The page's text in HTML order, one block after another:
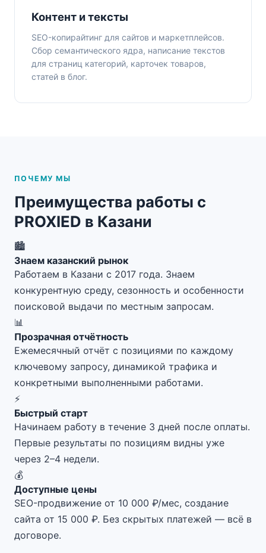
Контент и тексты
SEO-копирайтинг для сайтов и маркетплейсов.
Сбор семантического ядра, написание текстов
для страниц категорий, карточек товаров,
статей в блог.
ПОЧЕМУ МЫ
Преимущества работы с
PROXIED в Казани
🏙️
Знаем казанский рынок
Работаем в Казани с 2017 года. Знаем
конкурентную среду, сезонность и особенности
поисковой выдачи по местным запросам.
📊
Прозрачная отчётность
Ежемесячный отчёт с позициями по каждому
ключевому запросу, динамикой трафика и
конкретными выполненными работами.
⚡
Быстрый старт
Начинаем работу в течение 3 дней после оплаты.
Первые результаты по позициям видны уже
через 2–4 недели.
💰
Доступные цены
SEO-продвижение от 10 000 ₽/мес, создание
сайта от 15 000 ₽. Без скрытых платежей — всё в
договоре.